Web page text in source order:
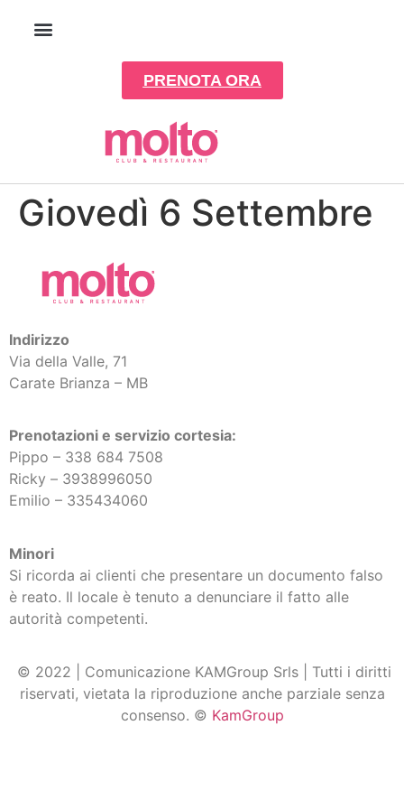
PRENOTA ORA
Giovedì 6 Settembre
Indirizzo
Via della Valle, 71
Carate Brianza – MB
Prenotazioni e servizio cortesia:
Pippo – 338 684 7508
Ricky – 3938996050
Emilio – 335434060
Minori
Si ricorda ai clienti che presentare un documento falso
è reato. Il locale è tenuto a denunciare il fatto alle
autorità competenti.
© 2022 | Comunicazione KAMGroup Srls | Tutti i diritti
riservati, vietata la riproduzione anche parziale senza
consenso. © KamGroup